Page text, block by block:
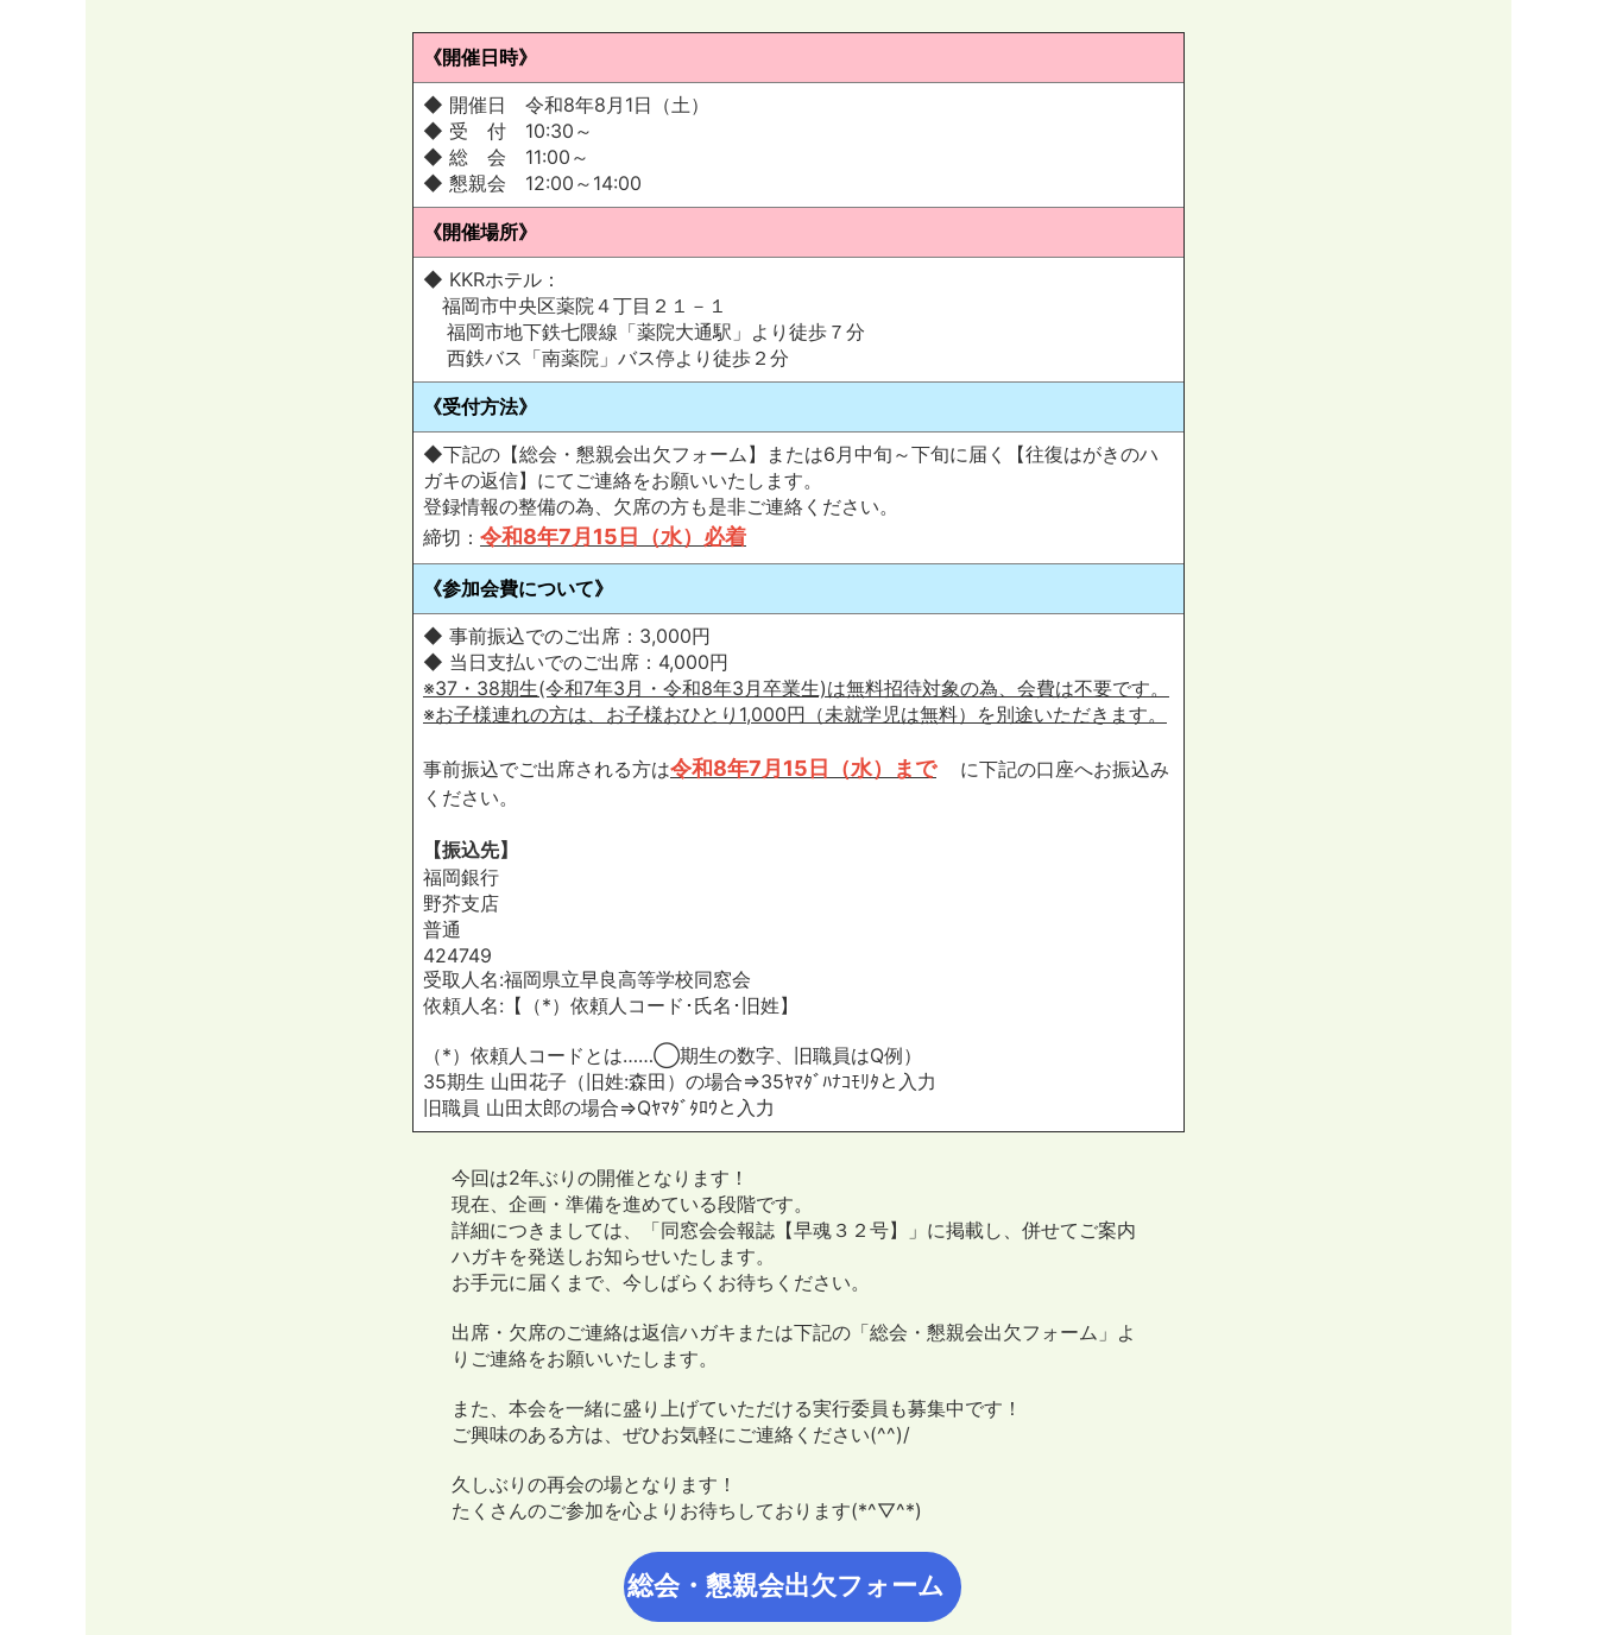
《開催日時》
◆ 開催日 令和8年8月1日（土）
◆ 受 付 10:30～
◆ 総 会 11:00～
◆ 懇親会 12:00～14:00
《開催場所》
◆ KKRホテル：
福岡市中央区薬院４丁目２１－１
福岡市地下鉄七隈線「薬院大通駅」より徒歩７分
西鉄バス「南薬院」バス停より徒歩２分
《受付方法》
◆下記の【総会・懇親会出欠フォーム】または6月中旬～下旬に届く【往復はがきのハ
ガキの返信】にてご連絡をお願いいたします。
登録情報の整備の為、欠席の方も是非ご連絡ください。
締切： 令和8年7月15日（水）必着
《参加会費について》
◆ 事前振込でのご出席：3,000円
◆ 当日支払いでのご出席：4,000円
※37・38期生(令和7年3月・令和8年3月卒業生)は無料招待対象の為、会費は不要です。
※お子様連れの方は、お子様おひとり1,000円（未就学児は無料）を別途いただきます。
事前振込でご出席される方は令和8年7月15日（水）まで
に下記の口座へお振込み
ください。
【振込先】
福岡銀行
野芥支店
普通
424749
受取人名:福岡県立早良高等学校同窓会
依頼人名:【（*）依頼人コード･氏名･旧姓】
（*）依頼人コードとは……◯期生の数字、旧職員はQ例）
35期生 山田花子（旧姓:森田）の場合⇒35ﾔﾏﾀﾞﾊﾅｺﾓﾘﾀと入力
旧職員 山田太郎の場合⇒Qﾔﾏﾀﾞﾀﾛｳと入力
今回は2年ぶりの開催となります！
現在、企画・準備を進めている段階です。
詳細につきましては、「同窓会会報誌【早魂３２号】」に掲載し、併せてご案内
ハガキを発送しお知らせいたします。
お手元に届くまで、今しばらくお待ちください。
出席・欠席のご連絡は返信ハガキまたは下記の「総会・懇親会出欠フォーム」よ
りご連絡をお願いいたします。
また、本会を一緒に盛り上げていただける実行委員も募集中です！
ご興味のある方は、ぜひお気軽にご連絡ください(^^)/
久しぶりの再会の場となります！
たくさんのご参加を心よりお待ちしております(*^▽^*)
総会・懇親会出欠フォーム